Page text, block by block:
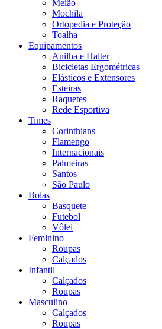
Meião
Mochila
Ortopedia e Proteção
Toalha
Equipamentos
Anilha e Halter
Bicicletas Ergométricas
Elásticos e Extensores
Esteiras
Raquetes
Rede Esportiva
Times
Corinthians
Flamengo
Internacionais
Palmeiras
Santos
São Paulo
Bolas
Basquete
Futebol
Vôlei
Feminino
Roupas
Calçados
Infantil
Calçados
Roupas
Masculino
Calçados
Roupas